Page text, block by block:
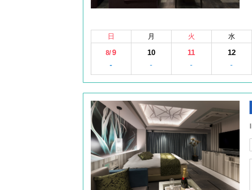
日 月 火 水
8/9
-
10
-
11
-
12
-